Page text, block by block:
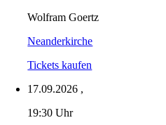
Wolfram Goertz
Neanderkirche
Tickets kaufen
17.09.2026 ,
19:30 Uhr